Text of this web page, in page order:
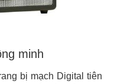
minh
bị mạch Digital tiên